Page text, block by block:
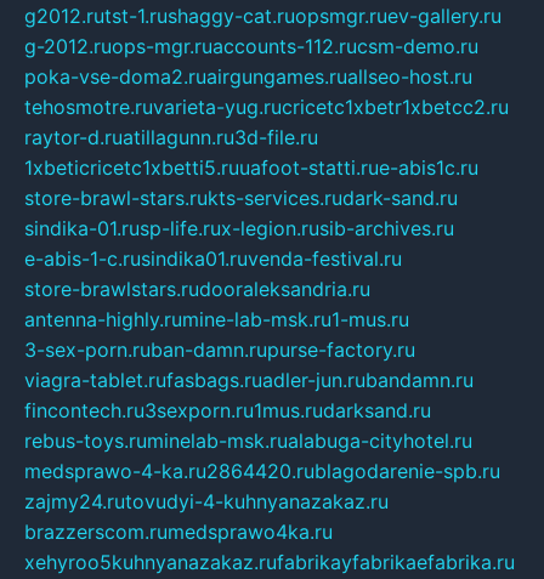
g2012.rutst-1.rushaggy-cat.ruopsmgr.ruev-gallery.ru
g-2012.ruops-mgr.ruaccounts-112.rucsm-demo.ru
poka-vse-doma2.ruairgungames.ruallseo-host.ru
tehosmotre.ruvarieta-yug.rucricetc1xbetr1xbetcc2.ru
raytor-d.ruatillagunn.ru3d-file.ru
1xbeticricetc1xbetti5.ruuafoot-statti.rue-abis1c.ru
store-brawl-stars.rukts-services.rudark-sand.ru
sindika-01.rusp-life.rux-legion.rusib-archives.ru
e-abis-1-c.rusindika01.ruvenda-festival.ru
store-brawlstars.rudooraleksandria.ru
antenna-highly.rumine-lab-msk.ru1-mus.ru
3-sex-porn.ruban-damn.rupurse-factory.ru
viagra-tablet.rufasbags.ruadler-jun.rubandamn.ru
fincontech.ru3sexporn.ru1mus.rudarksand.ru
rebus-toys.ruminelab-msk.rualabuga-cityhotel.ru
medsprawo-4-ka.ru2864420.rublagodarenie-spb.ru
zajmy24.rutovudyi-4-kuhnyanazakaz.ru
brazzerscom.rumedsprawo4ka.ru
xehyroo5kuhnyanazakaz.rufabrikayfabrikaefabrika.ru